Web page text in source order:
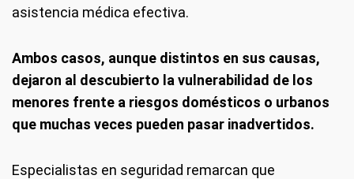
asistencia médica efectiva.
Ambos casos, aunque distintos en sus causas,
dejaron al descubierto la vulnerabilidad de los
menores frente a riesgos domésticos o urbanos
que muchas veces pueden pasar inadvertidos.
Especialistas en seguridad remarcan que